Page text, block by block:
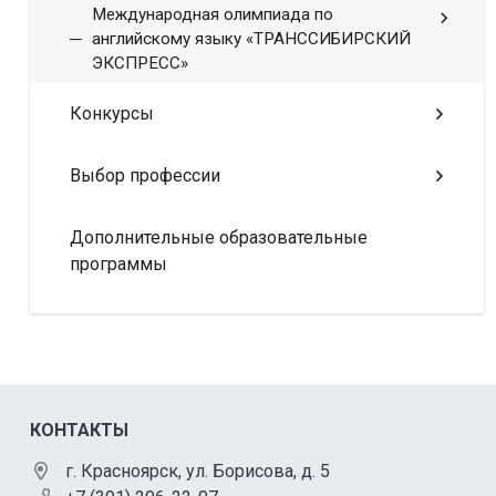
Международная олимпиада по
английскому языку «ТРАНССИБИРСКИЙ
ЭКСПРЕСС»
Конкурсы
Выбор профессии
Дополнительные образовательные
программы
КОНТАКТЫ
г. Красноярск, ул. Борисова, д. 5